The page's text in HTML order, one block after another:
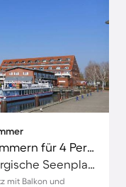
Ferienwohnung mit 2 Schlafzimmern für 4 Personen
Waren (Müritz), Mecklenburgische Seenplatte, Deutschland
mit Balkon und